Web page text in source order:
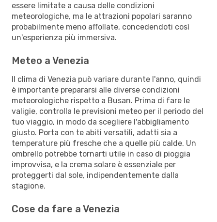
essere limitate a causa delle condizioni
meteorologiche, ma le attrazioni popolari saranno
probabilmente meno affollate, concedendoti così
un'esperienza più immersiva.
Meteo a Venezia
Il clima di Venezia può variare durante l'anno, quindi
è importante prepararsi alle diverse condizioni
meteorologiche rispetto a Busan. Prima di fare le
valigie, controlla le previsioni meteo per il periodo del
tuo viaggio, in modo da scegliere l'abbigliamento
giusto. Porta con te abiti versatili, adatti sia a
temperature più fresche che a quelle più calde. Un
ombrello potrebbe tornarti utile in caso di pioggia
improvvisa, e la crema solare è essenziale per
proteggerti dal sole, indipendentemente dalla
stagione.
Cose da fare a Venezia